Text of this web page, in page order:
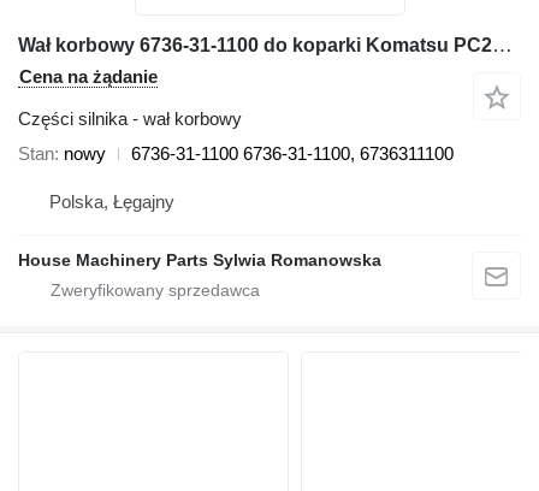
Wał korbowy 6736-31-1100 do koparki Komatsu PC200, PC200LL, PC220, PC220LL, PC250, PC270, PW200, PW220
Cena na żądanie
Części silnika - wał korbowy
Stan nowy 6736-31-1100 6736-31-1100, 6736311100
Polska, Łęgajny
House Machinery Parts Sylwia Romanowska